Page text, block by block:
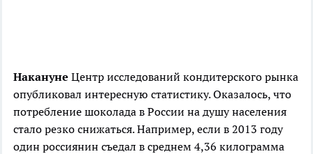
Накануне Центр исследований кондитерского рынка
опубликовал интересную статистику. Оказалось, что
потребление шоколада в России на душу населения
стало резко снижаться. Например, если в 2013 году
один россиянин съедал в среднем 4,36 килограмма